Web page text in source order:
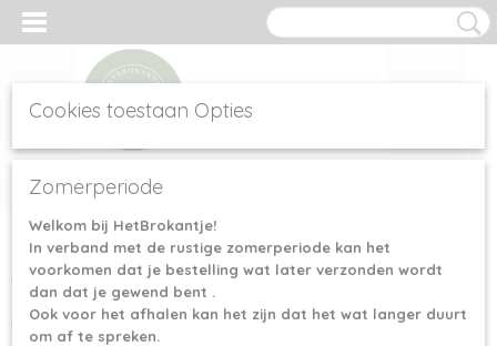
Home> Scheepjes garen>Scheepjes Glow Up
Scheepjes garen
Cookies toestaan Opties
Zomerperiode
Welkom bij HetBrokantje!
In verband met de rustige zomerperiode kan het
voorkomen dat je bestelling wat later verzonden wordt
dan dat je gewend bent .
Ook voor het afhalen kan het zijn dat het wat langer duurt
om af te spreken.